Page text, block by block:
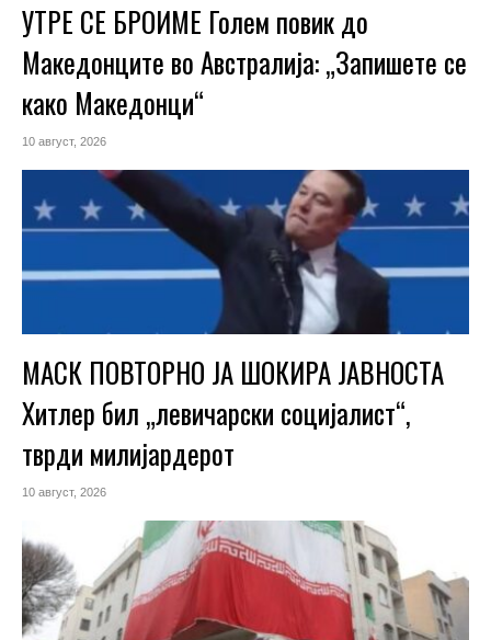
УТРЕ СЕ БРОИМЕ Голем повик до
Македонците во Австралија: „Запишете се
како Македонци“
10 август, 2026
МАСК ПОВТОРНО ЈА ШОКИРА ЈАВНОСТА
Хитлер бил „левичарски социјалист“,
тврди милијардерот
10 август, 2026